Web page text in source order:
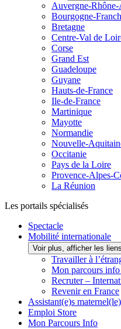
Auvergne-Rhône-
Bourgogne-
Bretagne
Centre-Val de
Corse
Grand Est
Guadeloupe
Guyane
Hauts-de-France
Ile-de-France
Martinique
Mayotte
Normandie
Nouvelle-
Occitanie
Pays de la Loire
Provence-Alpes-
La Réunion
Les portails spécialisés
Spectacle
Mobilité internationale
Voir plus, afficher les
Travailler à
Mon parcours
Recruter –
Revenir en France
Assistant(e)s
Emploi Store
Mon Parcours Info